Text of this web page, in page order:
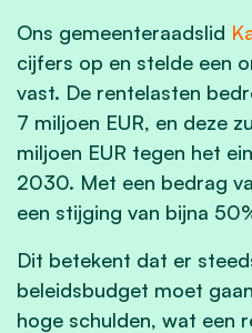
Ons gemeenteraadslid
cijfers op en stelde een
vast. De rentelasten
7 miljoen EUR, en deze
miljoen EUR tegen het
2030. Met een bedrag
een stijging van bijna
Dit betekent dat er
beleidsbudget moet
hoge schulden, wat een